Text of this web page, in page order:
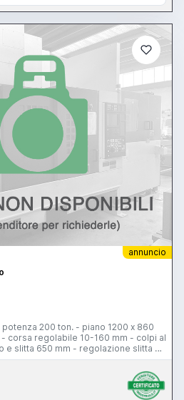
annuncio
200 ton. - piano 1200 x 860
- corsa regolabile 10-160 mm - colpi al
e slitta 650 mm - regolazione slitta 70
- motore principale 25 hp -
100 mm